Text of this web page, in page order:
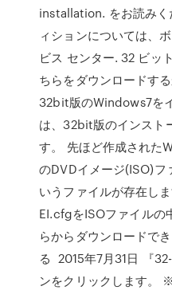
installation. をお読み
ィションについては、
ビス センター. 32 ビッ
ちらをダウンロードす
32bit版のWindows7を
は、32bit版のインスト
す。 先ほど作成され
のDVDイメージ(ISO)フ
いうファイルが存在し
EI.cfgをISOファイルの
らからダウンロードで
る 2015年7月31日 『
ンをクリックします。